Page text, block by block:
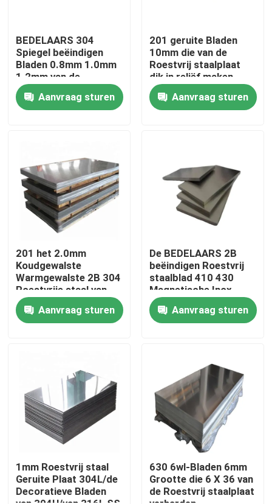
Producten
video's
Over ons
Fabriekstocht
Neem contact met ons op
Nieuws
De Bladen van de roestvrij staalplaat
BEDELAARS 304
Spiegel beëindigen
Bladen 0.8mm 1.0mm
1.2mm van de
Roestvrij staalplaat
Aanvraag sturen
201 geruite Bladen
10mm die van de
Roestvrij staalplaat
dik in reliëf maken
Aanvraag sturen
201 het 2.0mm
Koudgewalste
Warmgewalste 2B 304
Roestvrije staal van
het Roestvrij staalblad
JIS Aanvraag sturen
De BEDELAARS 2B
beëindigen Roestvrij
staalblad 410 430
Magnetische Inox
Staalplaat Decoiling
Aanvraag sturen
1mm Roestvrij staal
Geruite Plaat 304L/de
Decoratieve Bladen
630 6wl-Bladen 6mm
Grootte die 6 X 36 van
de Roestvrij staalplaat